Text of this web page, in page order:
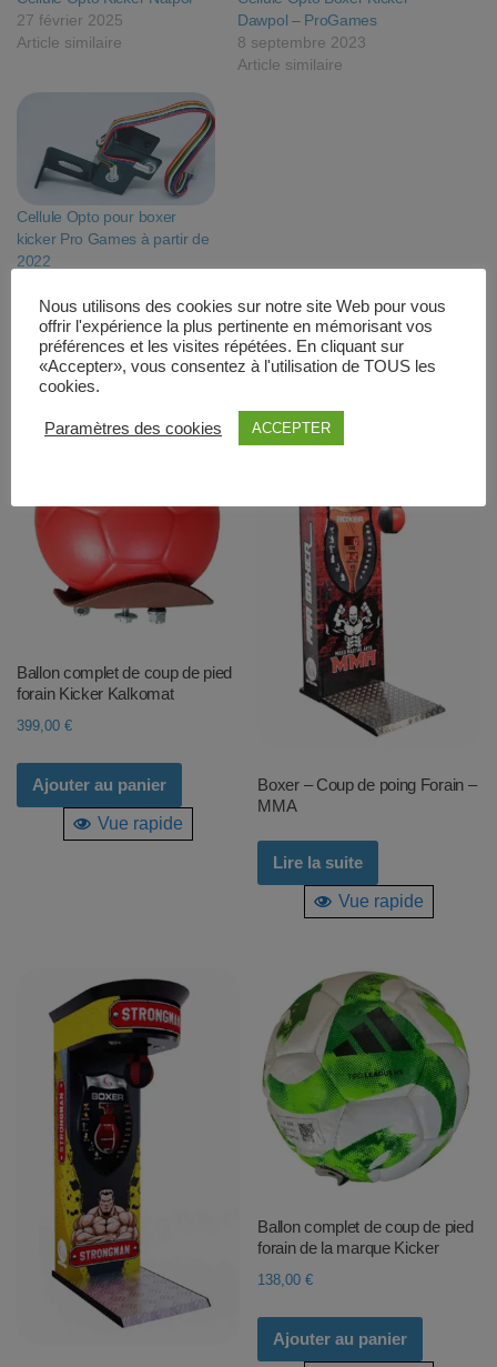
27 février 2025
Article similaire
Dawpol – ProGames
8 septembre 2023
Article similaire
Cellule Opto pour boxer
kicker Pro Games à partir de
2022
Article similaire
Produits similaires
Ballon complet de coup de pied
forain Kicker Kalkomat
399,00 €
Ajouter au panier
Vue rapide
Boxer – Coup de poing Forain –
MMA
Lire la suite
Vue rapide
Ballon complet de coup de pied
forain de la marque Kicker
138,00€
Ajouter au panier
Nous utilisons des cookies sur notre site Web pour vous
offrir l'expérience la plus pertinente en mémorisant vos
préférences et les visites répétées. En cliquant sur
«Accepter», vous consentez à l'utilisation de TOUS les
cookies.
Paramètres des cookies ACCEPTER